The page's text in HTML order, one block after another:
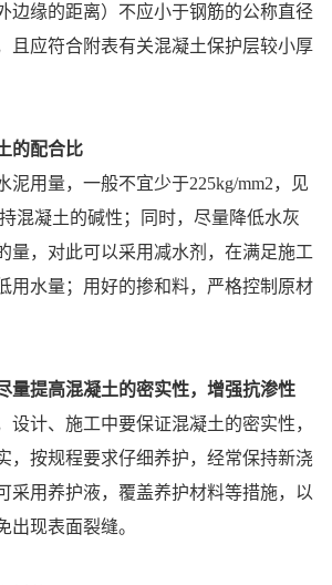
边缘的距离）不应小于钢筋的公称直径
且应符合附表有关混凝土保护层较小厚
的配合比
泥用量，一般不宜少于225kg/mm2，见
混凝土的碱性；同时，尽量降低水灰
量，对此可以采用减水剂，在满足施工
用水量；用好的掺和料，严格控制原材
量提高混凝土的密实性，增强抗渗性
设计、施工中要保证混凝土的密实性，
，按规程要求仔细养护，经常保持新浇
采用养护液，覆盖养护材料等措施，以
出现表面裂缝。